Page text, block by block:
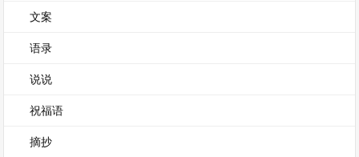
还有，2022年的时代楷模们也提供了丰富的作文
素材。他们在各自的岗位上默默奉献，如黄文秀，
文案
语录
说说
祝福语
摘抄